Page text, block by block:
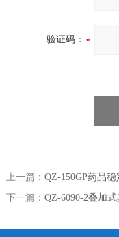
验证码：
上一篇： QZ-150GP药品
下一篇： QZ-6090-2叠加